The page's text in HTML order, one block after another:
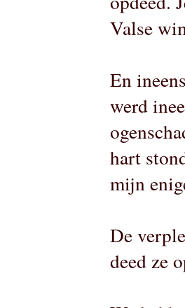
Valse
En
werd
hart
mijn
De
deed ze